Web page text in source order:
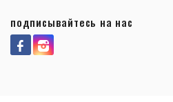
подписывайтесь на нас